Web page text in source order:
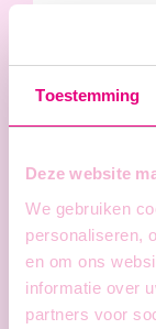
Toestemming
Deze website
We gebruiken
personaliseren,
en om ons
informatie over
partners voor
Gent /